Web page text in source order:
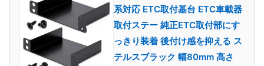
系対応 ETC取付基台 ETC車載器
取付ステー 純正ETC取付部にす
っきり装着 後付け感を抑える ス
テルスブラック 幅80mm 高さ